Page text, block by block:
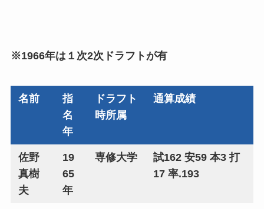
※1966年は１次2次ドラフトが有
名前
指
名
年
ドラフト
時所属
通算成績
佐野
真樹
夫
19
65
年
専修大学
試162 安59 本3 打
17 率.193